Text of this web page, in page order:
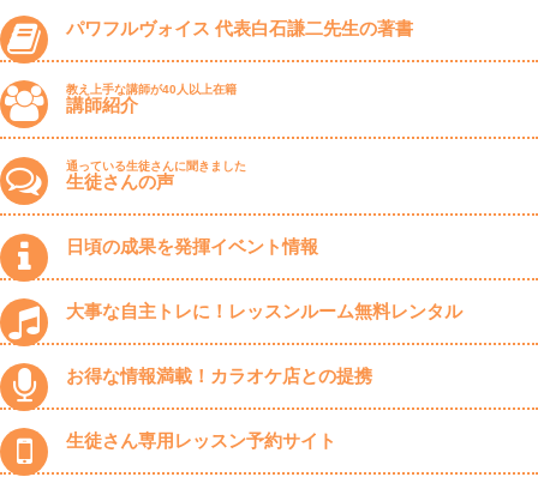
パワフルヴォイス 代表白石謙二先生の著書
教え上手な講師が40人以上在籍
講師紹介
通っている生徒さんに聞きました
生徒さんの声
日頃の成果を発揮イベント情報
大事な自主トレに！レッスンルーム無料レンタル
お得な情報満載！カラオケ店との提携
生徒さん専用レッスン予約サイト